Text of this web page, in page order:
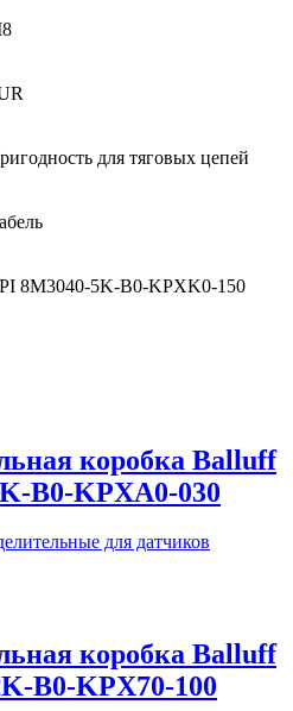
для тяговых цепей
8M3040-5K-B0-KPXK0-150
коробка Balluff
B0-KPXA0-030
для датчиков
коробка Balluff
B0-KPX70-100